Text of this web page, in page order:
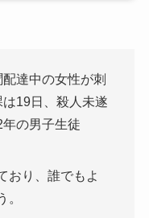
達中の女性が刺
19日、殺人未遂
の男子生徒
おり、誰でもよ
。